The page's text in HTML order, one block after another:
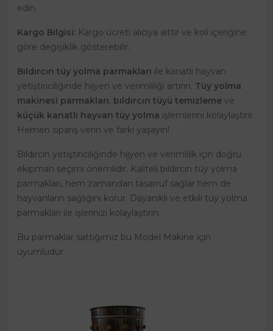
edin.
Kargo Bilgisi: Kargo ücreti alıcıya aittir ve koli içeriğine
göre değişiklik gösterebilir.
Bıldırcın tüy yolma parmakları ile kanatlı hayvan
yetiştiriciliğinde hijyen ve verimliliği artırın. Tüy yolma
makinesi parmakları, bıldırcın tüyü temizleme ve
küçük kanatlı hayvan tüy yolma işlemlerini kolaylaştırır.
Hemen sipariş verin ve farkı yaşayın!
Bıldırcın yetiştiriciliğinde hijyen ve verimlilik için doğru
ekipman seçimi önemlidir. Kaliteli bıldırcın tüy yolma
parmakları, hem zamandan tasarruf sağlar hem de
hayvanların sağlığını korur. Dayanıklı ve etkili tüy yolma
parmakları ile işlerinizi kolaylaştırın.
Bu parmaklar sattığımız bu Model Makine için
uyumludur.